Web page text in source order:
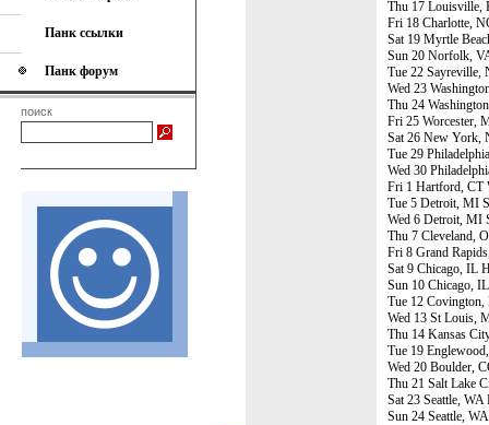
Панк ссылки
Панк форум
поиск
Thu 17 Louisville,
Fri 18 Charlotte,
Sat 19 Myrtle
Sun 20 Norfolk,
Tue 22 Sayreville,
Wed 23
Thu 24
Fri 25 Worcester,
Sat 26 New York,
Tue 29
Wed 30
Fri 1 Hartford, CT
Tue 5 Detroit, MI
Wed 6 Detroit, MI
Thu 7 Cleveland,
Fri 8 Grand
Sat 9 Chicago, IL
Sun 10 Chicago,
Tue 12
Wed 13 St Louis,
Thu 14 Kansas
Tue 19
Wed 20 Boulder,
Thu 21 Salt Lake
Sat 23 Seattle,
Sun 24 Seattle,